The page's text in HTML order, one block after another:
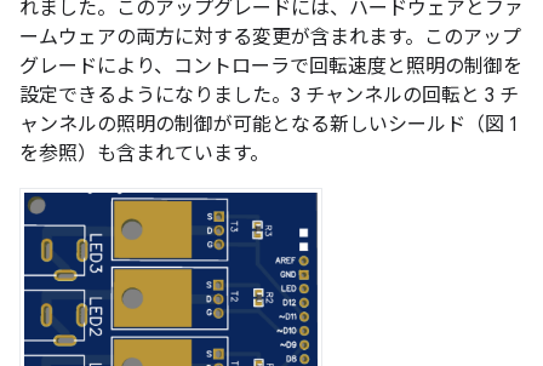
れました。このアップグレードには、ハードウェアとファ
ームウェアの両方に対する変更が含まれます。このアップ
グレードにより、コントローラで回転速度と照明の制御を
設定できるようになりました。3 チャンネルの回転と 3 チ
ャンネルの照明の制御が可能となる新しいシールド（図 1
を参照）も含まれています。